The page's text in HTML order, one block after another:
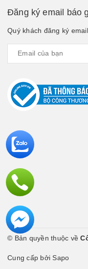
Đăng ký email báo
Quý khách đăng ký
© Bản quyền thuộc về
Cung cấp bởi Sapo